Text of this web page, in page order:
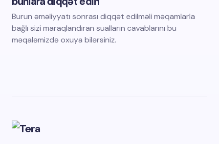
Burun əməliyyatı sonrası diqqət edilməli məqamlarla
bağlı sizi maraqlandıran sualların cavablarını bu
məqaləmizdə oxuya bilərsiniz.